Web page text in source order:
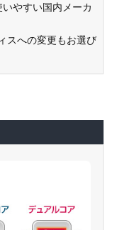
やすい国内メーカ
スへの変更もお選び